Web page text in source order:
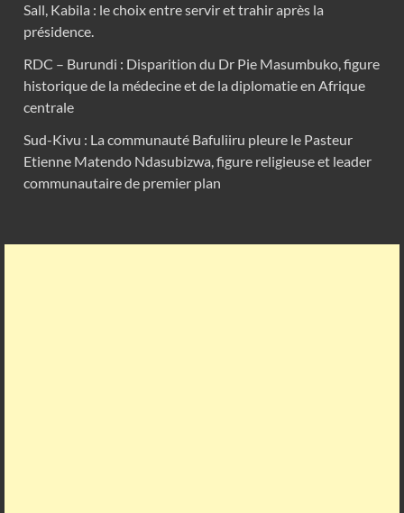
Sall, Kabila : le choix entre servir et trahir après la
présidence.
RDC – Burundi : Disparition du Dr Pie Masumbuko, figure
historique de la médecine et de la diplomatie en Afrique
centrale
Sud-Kivu : La communauté Bafuliiru pleure le Pasteur
Etienne Matendo Ndasubizwa, figure religieuse et leader
communautaire de premier plan